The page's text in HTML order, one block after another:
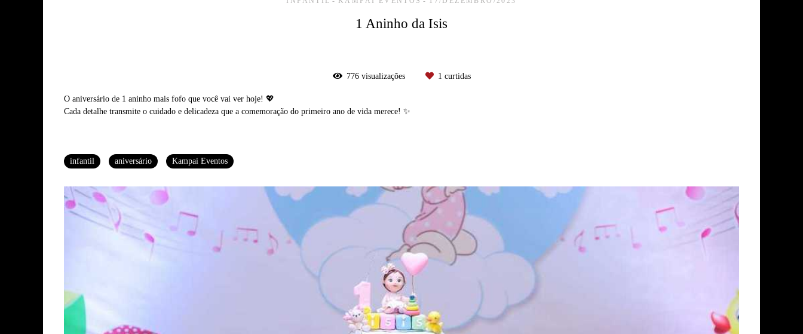
1 Aninho da Isis
776visualizações 1 curtidas
O aniversário de 1 aninho mais fofo que você vai ver hoje! 💖
Cada detalhe transmite o cuidado e delicadeza que a comemoração do primeiro ano de vida merece! ✨
infantil aniversário Kampai Eventos